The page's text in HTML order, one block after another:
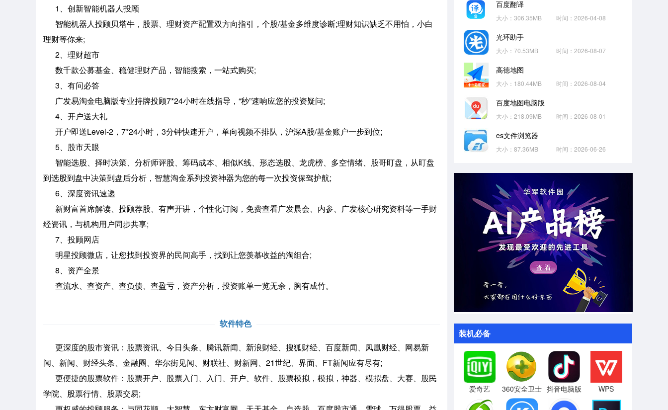
1、创新智能机器人投顾
智能机器人投顾贝塔牛，股票、理财资产配置双方向指引，个股/基金多维度诊断;理财知识缺乏不用怕，小白
理财等你来;
2、理财超市
数千款公募基金、稳健理财产品，智能搜索，一站式购买;
3、有问必答
广发易淘金电脑版专业持牌投顾7*24小时在线指导，“秒”速响应您的投资疑问;
4、开户送大礼
开户即送Level-2，7*24小时，3分钟快速开户，单向视频不排队，沪深A股/基金账户一步到位;
5、股市天眼
智能选股、择时决策、分析师评股、筹码成本、相似K线、形态选股、龙虎榜、多空情绪、股哥盯盘，从盯盘
到选股到盘中决策到盘后分析，智慧淘金系列投资神器为您的每一次投资保驾护航;
6、深度资讯速递
新财富首席解读、投顾荐股、有声开讲，个性化订阅，免费查看广发晨会、内参、广发核心研究资料等一手财
经资讯，与机构用户同步共享;
7、投顾网店
明星投顾微店，让您找到投资界的民间高手，找到让您羡慕收益的淘组合;
8、资产全景
查流水、查资产、查负债、查盈亏，资产分析，投资账单一览无余，胸有成竹。
软件特色
更深度的股市资讯：股票资讯、今日头条、腾讯新闻、新浪财经、搜狐财经、百度新闻、凤凰财经、网易新
闻、新闻、财经头条、金融圈、华尔街见闻、财联社、财新网、21世纪、界面、FT新闻应有尽有;
更便捷的股票软件：股票开户、股票入门、入门、开户、软件、股票模拟，模拟，神器、模拟盘、大赛、股民
学院、股票行情、股票交易;
百度翻译
大小：306.35MB 时间：2026-04-08
光环助手
大小：70.53MB 时间：2026-08-07
高德地图
大小：180.44MB 时间：2026-08-04
百度地图电脑版
大小：218.09MB 时间：2026-08-01
es文件浏览器
大小：87.36MB 时间：2026-06-26
装机必备
爱奇艺 360安全卫士 抖音电脑版 WPS